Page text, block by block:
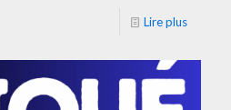
Lire plus